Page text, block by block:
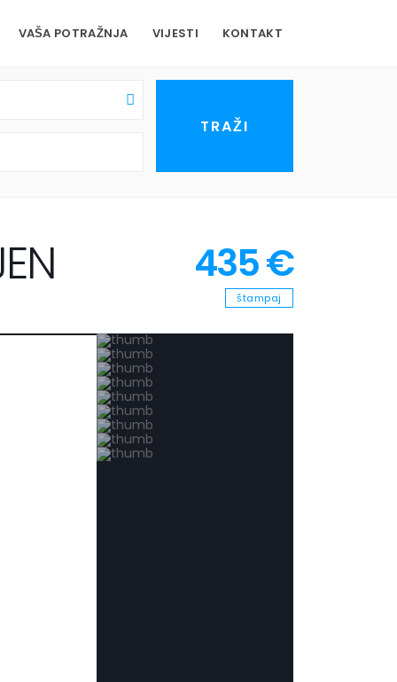
VAŠA POTRAŽNJA VIJESTI KONTAKT
435 €
štampaj